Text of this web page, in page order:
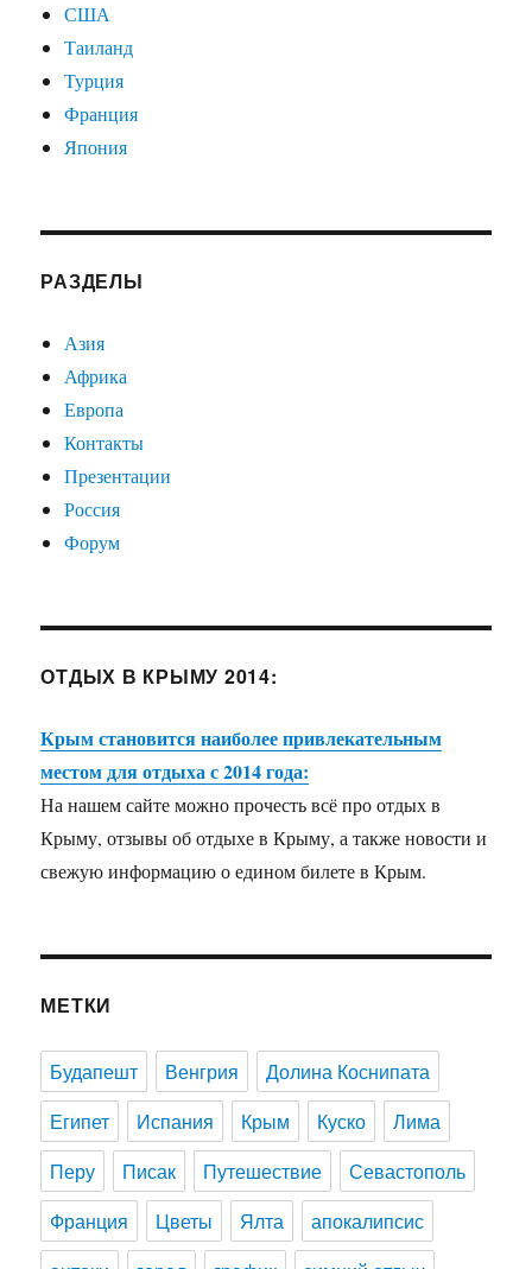
США
Таиланд
Турция
Франция
Япония
РАЗДЕЛЫ
Азия
Африка
Европа
Контакты
Презентации
Россия
Форум
ОТДЫХ В КРЫМУ 2014:
Крым становится наиболее привлекательным
местом для отдыха с 2014 года:
На нашем сайте можно прочесть всё про отдых в
Крыму, отзывы об отдыхе в Крыму, а также новости и
свежую информацию о едином билете в Крым.
МЕТКИ
Будапешт Венгрия
Долина Коснипата
Египет
Испания Крым Куско
Лима
Перу
Писак Путешествие
Севастополь
Франция
Цветы Ялта
апокалипсис